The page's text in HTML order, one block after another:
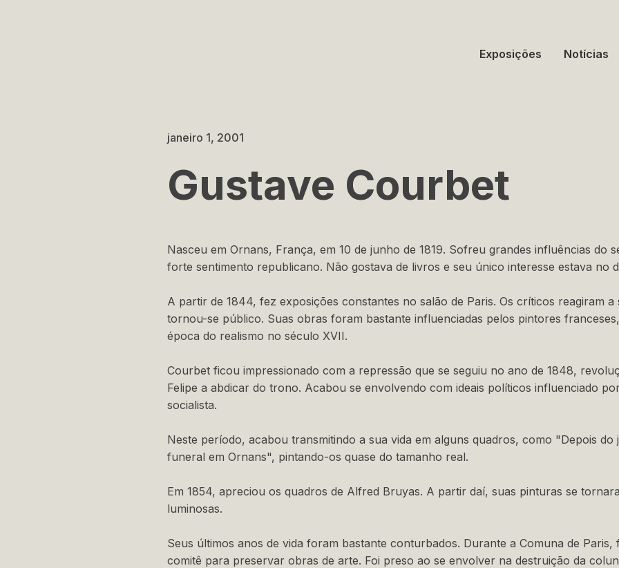
Exposições Notícias
janeiro 1, 2001
Gustave Courbet
Nasceu em Ornans, França, em 10 de junho de 1819. Sofreu grandes influências do
forte sentimento republicano. Não gostava de livros e seu único interesse estava no
A partir de 1844, fez exposições constantes no salão de Paris. Os críticos reagiram
tornou-se público. Suas obras foram bastante influenciadas pelos pintores
época do realismo no século XVII.
Courbet ficou impressionado com a repressão que se seguiu no ano de 1848,
Felipe a abdicar do trono. Acabou se envolvendo com ideais políticos influenciado
socialista.
Neste período, acabou transmitindo a sua vida em alguns quadros, como "Depois
funeral em Ornans", pintando-os quase do tamanho real.
Em 1854, apreciou os quadros de Alfred Bruyas. A partir daí, suas pinturas se
luminosas.
Seus últimos anos de vida foram bastante conturbados. Durante a Comuna de Paris,
comitê para preservar obras de arte. Foi preso ao se envolver na destruição da